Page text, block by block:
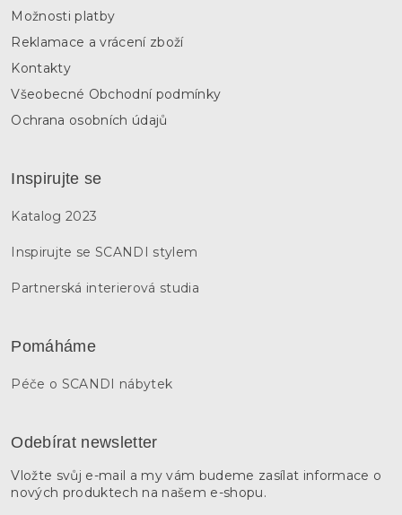
Možnosti platby
Reklamace a vrácení zboží
Kontakty
Všeobecné Obchodní podmínky
Ochrana osobních údajů
Inspirujte se
Katalog 2023
Inspirujte se SCANDI stylem
Partnerská interierová studia
Pomáháme
Péče o SCANDI nábytek
Odebírat newsletter
Vložte svůj e-mail a my vám budeme zasílat informace o
nových produktech na našem e-shopu.